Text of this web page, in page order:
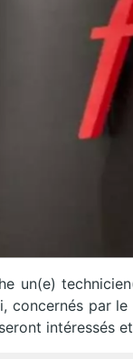
un(e)
concernés par
intéressés